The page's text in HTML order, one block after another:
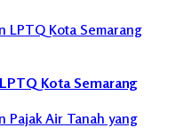
Kota Semarang